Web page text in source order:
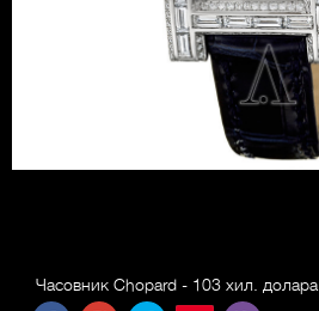
Часовник Chopard - 103 хил. долара